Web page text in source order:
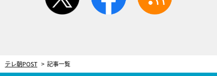
テレ朝POST 記事一覧